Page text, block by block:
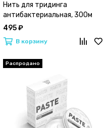
Нить для тридинга
антибактериальная, 300м
495 ₽
В корзину